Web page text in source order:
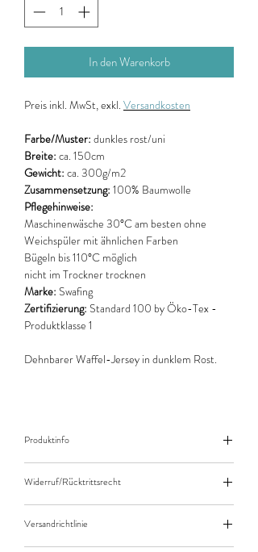
In den Warenkorb
Preis inkl. MwSt, exkl. Versandkosten
Farbe/Muster: dunkles rost/uni
Breite: ca. 150cm
Gewicht: ca. 300g/m2
Zusammensetzung: 100% Baumwolle
Pflegehinweise:
Maschinenwäsche 30°C am besten ohne
Weichspüler mit ähnlichen Farben
Bügeln bis 110°C möglich
nicht im Trockner trocknen
Marke: Swafing
Zertifizierung: Standard 100 by Öko-Tex -
Produktklasse 1
Dehnbarer Waffel-Jersey in dunklem Rost.
Produktinfo
10cm (0,1m) Länge des Stoffes.
Bei einer Bestellung von zB. 50cm (0,5m)
daher bitte Anzahl 5 eingeben.
Widerruf/Rücktrittsrecht
Versandrichtlinie